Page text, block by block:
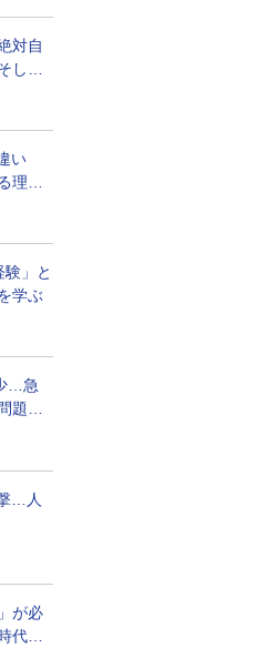
対自
して
い
理解
」と
学ぶ
…急
題を
…人
が必
代の